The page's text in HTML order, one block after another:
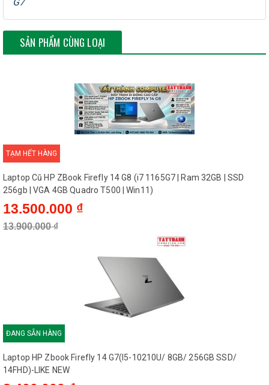
1 khe cắm sim
SẢN PHẨM CÙNG LOẠI
TẠM HẾT HÀNG
Laptop Cũ HP ZBook Firefly 14 G8 (i7 1165G7 | Ram 32GB | SSD
256gb | VGA 4GB Quadro T500 | Win11)
13.500.000 ₫
13.900.000 ₫
ĐANG SẴN HÀNG
Laptop HP Zbook Firefly 14 G7(I5-10210U/ 8GB/ 256GB SSD/
14FHD)-LIKE NEW